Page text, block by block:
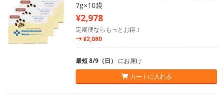
7g×10袋
¥2,978
定期便ならもっとお得！
¥2,080
最短 8/9（日） にお届け
カートに入れる